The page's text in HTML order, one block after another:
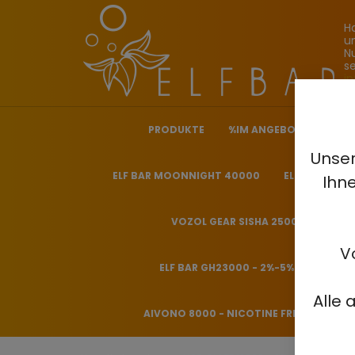
Alle
PRODUKTE %IM ANGEBOT%
ELF BAR MOONNIGHT 40000 ELF BAR
VOZOL GEAR SISHA 25000 - 0.5%
ELF BAR GH23000 - 2%-5%
AIVONO 8000 - NICOTINE FREE 0%